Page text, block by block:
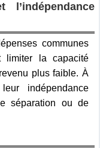
communes
limiter la capacité
plus faible. À
indépendance
séparation ou de